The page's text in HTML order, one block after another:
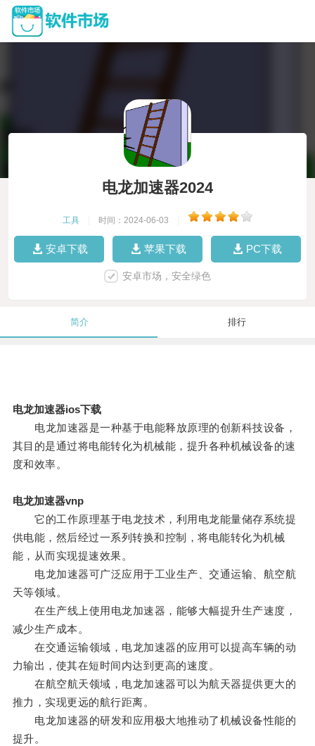
电龙加速器2024
工具 时间：2024-06-03
安卓下载 苹果下载 PC下载
安卓市场，安全绿色
简介 排行
电龙加速器ios下载
电龙加速器是一种基于电能释放原理的创新科技设备，
其目的是通过将电能转化为机械能，提升各种机械设备的速
度和效率。
电龙加速器vnp
它的工作原理基于电龙技术，利用电龙能量储存系统提
供电能，然后经过一系列转换和控制，将电能转化为机械
能，从而实现提速效果。
电龙加速器可广泛应用于工业生产、交通运输、航空航
天等领域。
在生产线上使用电龙加速器，能够大幅提升生产速度，
减少生产成本。
在交通运输领域，电龙加速器的应用可以提高车辆的动
力输出，使其在短时间内达到更高的速度。
在航空航天领域，电龙加速器可以为航天器提供更大的
推力，实现更远的航行距离。
电龙加速器的研发和应用极大地推动了机械设备性能的
提升。